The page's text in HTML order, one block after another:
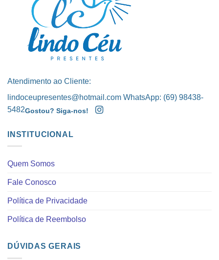
Atendimento ao Cliente:
lindoceupresentes@hotmail.com WhatsApp: (69) 98438-
5482Gostou? Siga-nos!
INSTITUCIONAL
Quem Somos
Fale Conosco
Política de Privacidade
Política de Reembolso
DÚVIDAS GERAIS